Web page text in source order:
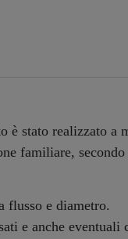
è stato realizzato a
familiare,
flusso e diametro.
e anche eventuali